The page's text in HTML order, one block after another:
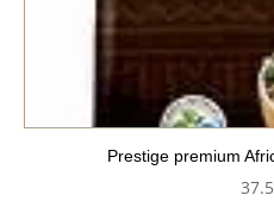
Prestige premium